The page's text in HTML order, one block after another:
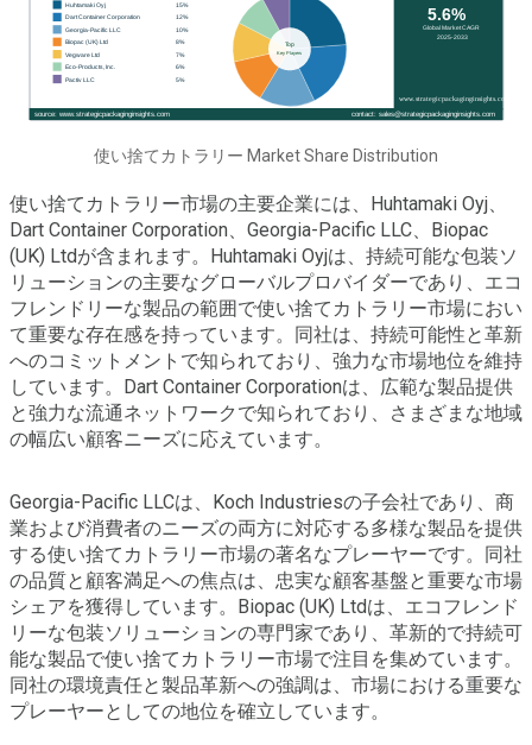
使い捨てカトラリー Market Share Distribution
使い捨てカトラリー市場の主要企業には、Huhtamaki Oyj、
Dart Container Corporation、Georgia-Pacific LLC、Biopac
(UK) Ltdが含まれます。Huhtamaki Oyjは、持続可能な包装ソ
リューションの主要なグローバルプロバイダーであり、エコ
フレンドリーな製品の範囲で使い捨てカトラリー市場におい
て重要な存在感を持っています。同社は、持続可能性と革新
へのコミットメントで知られており、強力な市場地位を維持
しています。Dart Container Corporationは、広範な製品提供
と強力な流通ネットワークで知られており、さまざまな地域
の幅広い顧客ニーズに応えています。
Georgia-Pacific LLCは、Koch Industriesの子会社であり、商
業および消費者のニーズの両方に対応する多様な製品を提供
する使い捨てカトラリー市場の著名なプレーヤーです。同社
の品質と顧客満足への焦点は、忠実な顧客基盤と重要な市場
シェアを獲得しています。Biopac (UK) Ltdは、エコフレンド
リーな包装ソリューションの専門家であり、革新的で持続可
能な製品で使い捨てカトラリー市場で注目を集めています。
同社の環境責任と製品革新への強調は、市場における重要な
プレーヤーとしての地位を確立しています。